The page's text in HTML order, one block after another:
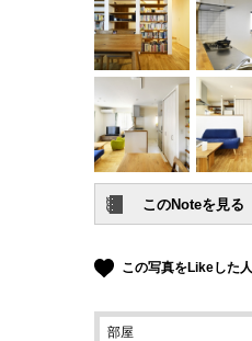
この写真をLikeした人
部屋